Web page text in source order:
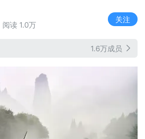
阅读 1.0万
关注
1.6万成员